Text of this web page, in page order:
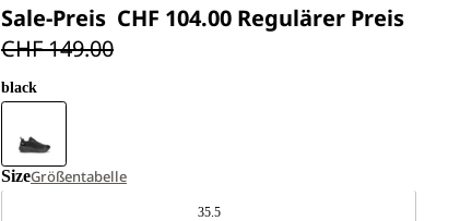
Sale-Preis CHF 104.00 Regulärer Preis
CHF 149.00
black
SizeGrößentabelle
35.5